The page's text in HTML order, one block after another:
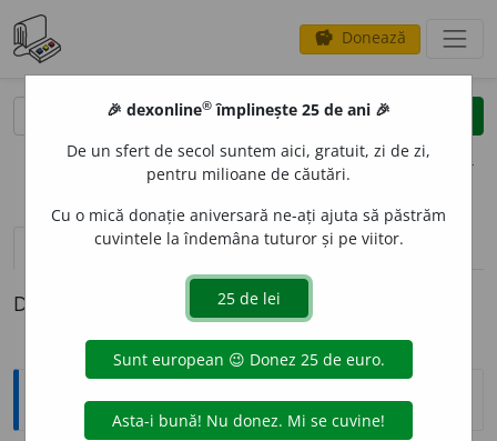
savings Donează
clear
opțiuni
definiții (1) pronunțievolume_up (40)
Definiția cu ID-ul 1137134:
Ortografice DOOM
🎉 dexonline® împlinește 25 de ani 🎉
De un sfert de secol suntem aici, gratuit, zi de zi,
pentru milioane de căutări.
Cu o mică donație aniversară ne-ați ajuta să păstrăm
cuvintele la îndemâna tuturor și pe viitor.